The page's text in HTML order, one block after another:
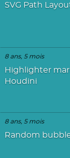
SVG Path
8 ans, 5 mois
Highlighter
Houdini
8 ans, 5 mois
Random